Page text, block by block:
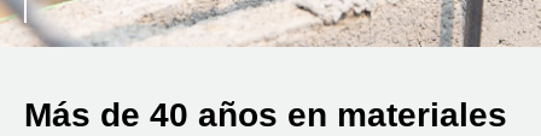
Más de 40 años en materiales